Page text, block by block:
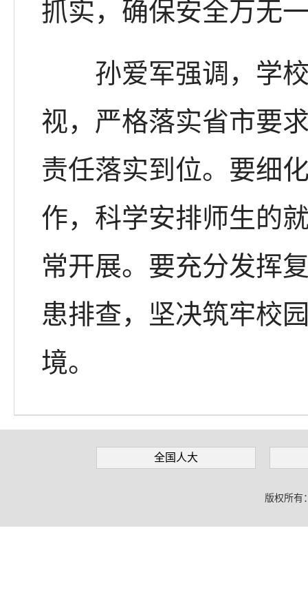
抓实，确保安全万无
孙爱军强调，学校
视，严格落实省市要
责任落实到位。要细
作，科学安排师生的
常开展。要充分发挥
患排查，坚决筑牢校
境。
全国人大
版权所